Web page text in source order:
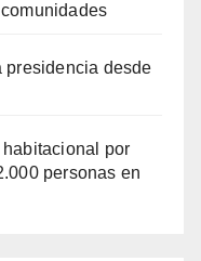
presidencia desde
por
personas en